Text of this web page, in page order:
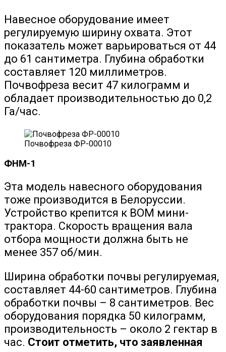
Навесное оборудование имеет
регулируемую ширину охвата. Этот
показатель может варьироваться от 44
до 61 сантиметра. Глубина обработки
составляет 120 миллиметров.
Почвофреза весит 47 килограмм и
обладает производительностью до 0,2
Га/час.
Почвофреза ФР-00010
ФНМ-1
Эта модель навесного оборудования
тоже производится в Белоруссии.
Устройство крепится к ВОМ мини-
трактора. Скорость вращения вала
отбора мощности должна быть не
менее 357 об/мин.
Ширина обработки почвы регулируемая,
составляет 44-60 сантиметров. Глубина
обработки почвы – 8 сантиметров. Вес
оборудования порядка 50 килограмм,
производительность – около 2 гектар в
час. Стоит отметить, что заявленная